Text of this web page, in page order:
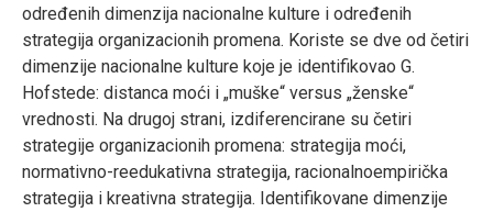
određenih dimenzija nacionalne kulture i određenih
strategija organizacionih promena. Koriste se dve od četiri
dimenzije nacionalne kulture koje je identifikovao G.
Hofstede: distanca moći i „muške“ versus „ženske“
vrednosti. Na drugoj strani, izdiferencirane su četiri
strategije organizacionih promena: strategija moći,
normativno-reedukativna strategija, racionalnoempirička
strategija i kreativna strategija. Identifikovane dimenzije